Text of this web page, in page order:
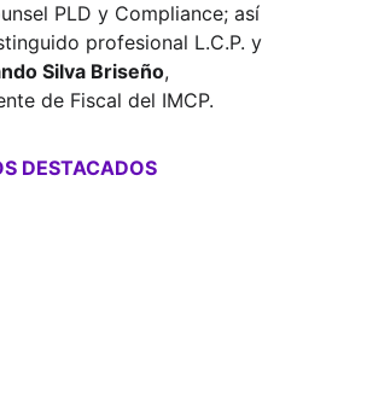
PLD y Compliance; así
profesional L.C.P. y
Silva Briseño,
de Fiscal del IMCP.
DESTACADOS